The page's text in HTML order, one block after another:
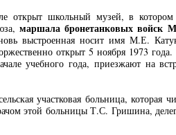
открыт школьный музей, в котором
маршала бронетанковых войск
выстроенная носит имя М.Е.
открыт 5 ноября 1973
учебного года, приезжают на
участковая больница, которая
этой больницы Т.С. Гришина,